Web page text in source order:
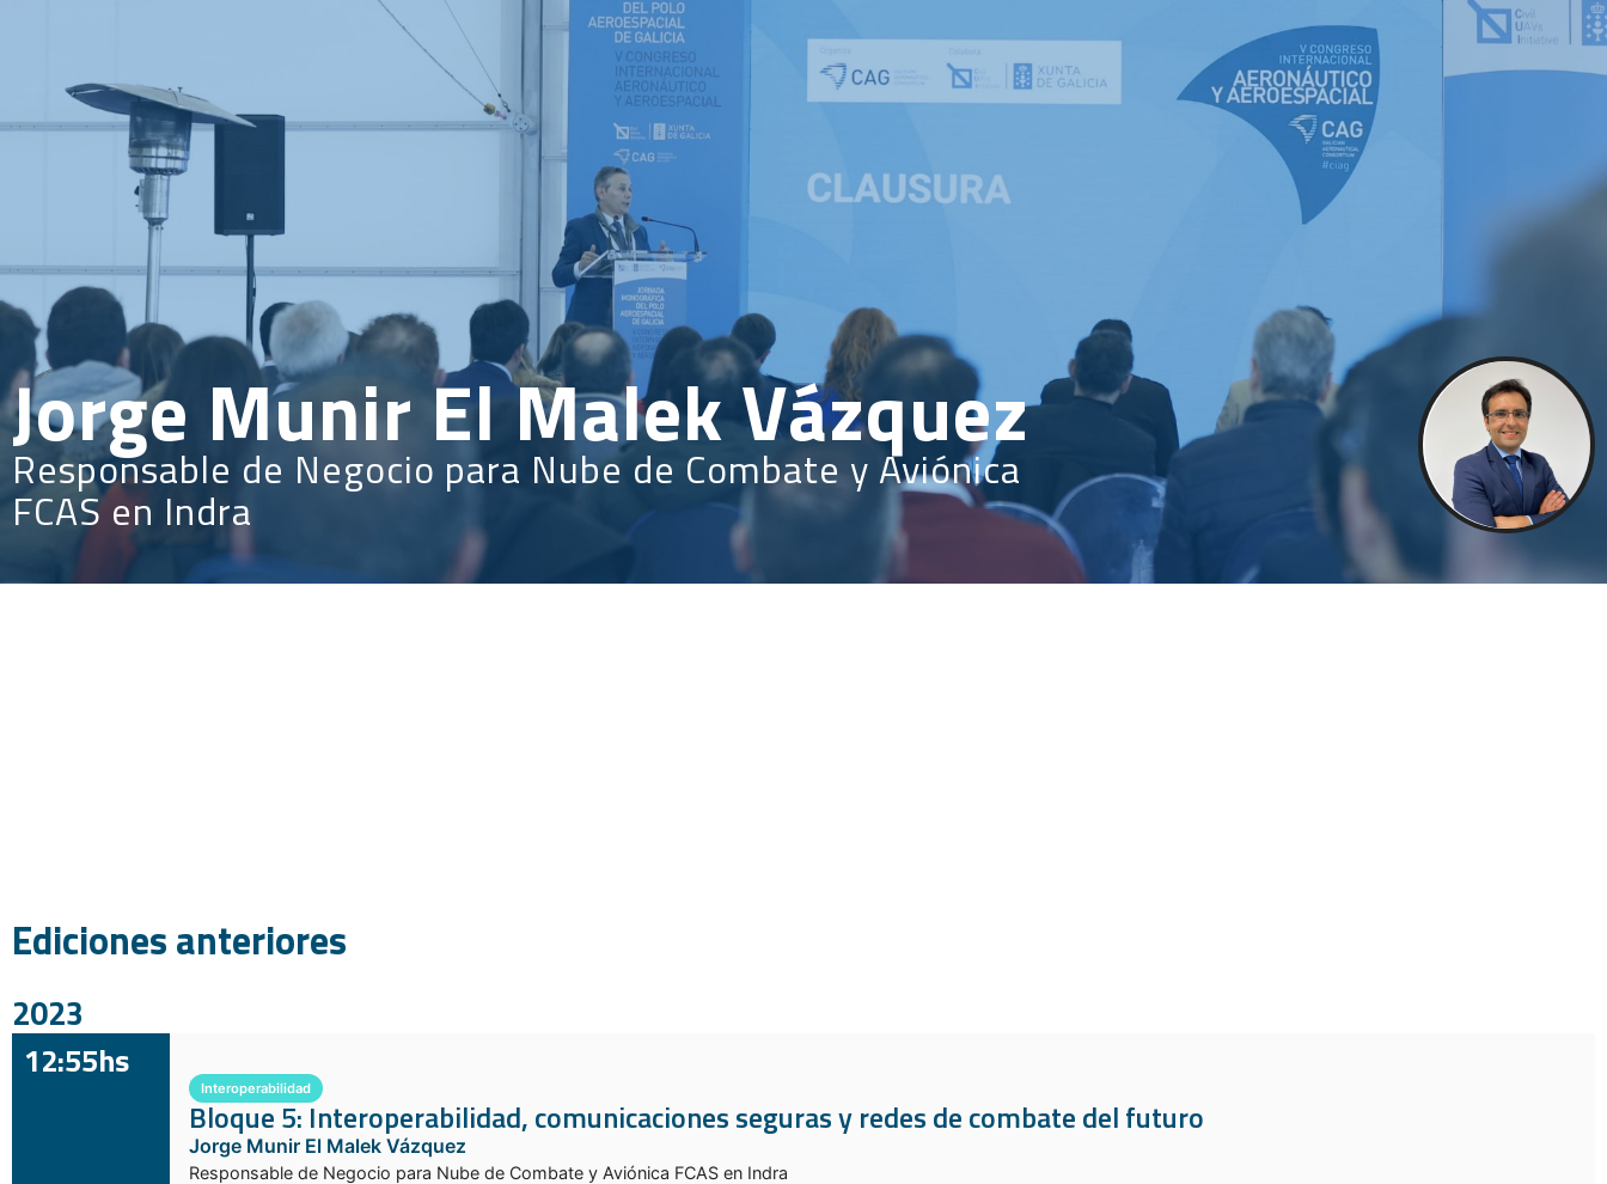
INICIO PROGRAMA EDICIONES ANTERIORES INSCRIPCIÓN CONTACTO
Jorge Munir El Malek Vázquez
Responsable de Negocio para Nube de Combate y Aviónica
FCAS en Indra
Ediciones anteriores
2023
12:55hs
Interoperabilidad
Bloque 5: Interoperabilidad, comunicaciones seguras y redes de combate del futuro
Jorge Munir El Malek Vázquez
Responsable de Negocio para Nube de Combate y Aviónica FCAS en Indra